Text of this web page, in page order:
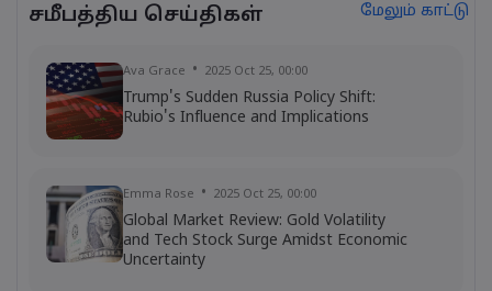
Neil Wilson 2024 Oct 22, 16:00
Gold
Shares of Donald Trump's media
CFD Trading Shares Stocks
சமீபத்திய செய்திகள் மேலும் காட்டு
Ava Grace 2025 Oct 25, 00:00
Trump's Sudden Russia Policy Shift:
Rubio's Influence and Implications
Emma Rose 2025 Oct 25, 00:00
Global Market Review: Gold Volatility
and Tech Stock Surge Amidst Economic
Uncertainty